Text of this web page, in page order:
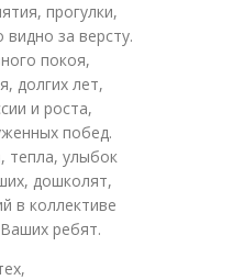
прогулки,
за версту.
покоя,
долгих лет,
и роста,
побед.
тепла, улыбок
дошколят,
в коллективе
ребят.